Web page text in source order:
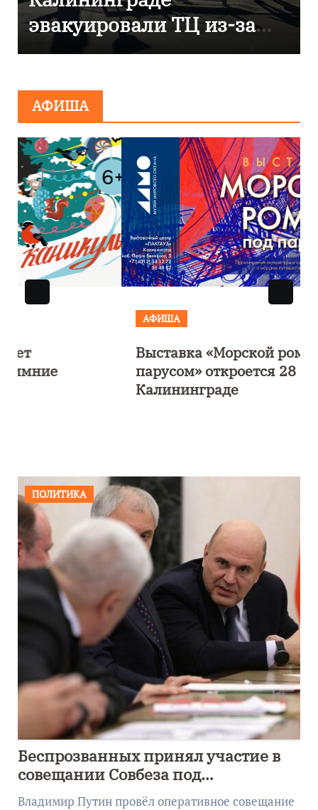
за
компании «Россети
Янтарь»
АФИША
Выставка «Морской роман под
парусом» откроется 28 ноября в
ПОЛИТИКА
Беспрозванных принял участие в
совещании Совбеза под
руководством Путина
Владимир Путин провёл оперативное совещание